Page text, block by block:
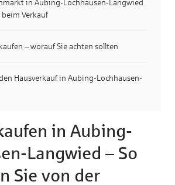
in Aubing-Lochhausen-Langwied
beim Verkauf
– worauf Sie achten sollten
Hausverkauf in Aubing-Lochhausen-
in Aubing-
Langwied – So
Sie von der